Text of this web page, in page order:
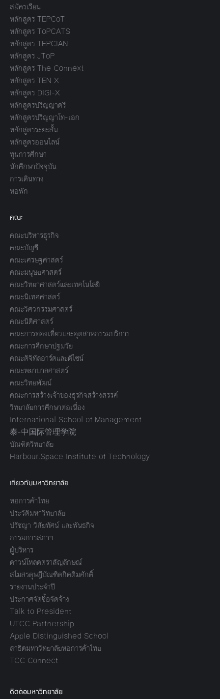
สมัครเรียน
หลักสูตร TEPCoT
หลักสูตร ToPCATS
หลักสูตร TEPCIAN
หลักสูตร JToP
หลักสูตร The Connext
หลักสูตร TEN X
หลักสูตร DIGI-X
หลักสูตรปริญญาตรี
หลักสูตรปริญญาโท-เอก
หลักสูตรระยะสั้น
หลักสูตรออนไลน์
ทุนการศึกษา
นักศึกษาปัจจุบัน
การเดินทาง
หอพัก
คณะ
คณะบริหารธุรกิจ
คณะบัญชี
คณะเศรษฐศาสตร์
คณะมนุษยศาสตร์
คณะวิทยาศาสตร์และเทคโนโลยี
คณะนิเทศศาสตร์
คณะวิศวกรรมศาสตร์
คณะนิติศาสตร์
คณะการท่องเที่ยวและอุตสาหกรรมบริการ
คณะการศึกษาปฐมวัย
คณะดิจิทัลอาร์ตและดีไซน์
คณะพยาบาลศาสตร์
คณะวิทยพัฒน์
คณะการสร้างเจ้าของธุรกิจสร้างสรรค์
วิทยาลัยการศึกษาต่อเนื่อง
International School of Management
泰-中国际管理学院
บัณฑิตวิทยาลัย
Harbour.Space Institute of Technology
เกี่ยวกับมหาวิทยาลัย
หอการค้าไทย
ประวัติมหาวิทยาลัย
ปรัชญา วิสัยทัศน์ และพันธกิจ
กรรมการสภาฯ
ผู้บริหาร
ดาวน์โหลดตราสัญลักษณ์
สโมสรดุษฎีบัณฑิตกิตติมศักดิ์
รายงานประจำปี
ประกาศจัดซื้อจัดจ้าง
Talk to President
UTCC Partnership
Apple Distinguished School
สาธิตมหาวิทยาลัยหอการค้าไทย
TCC Connect
ติดต่อมหาวิทยาลัย